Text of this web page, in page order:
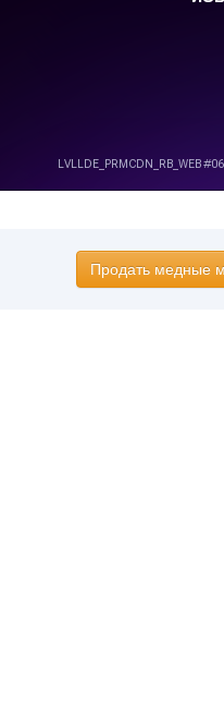
Продать медные